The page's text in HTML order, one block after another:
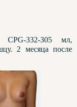
CPG-332-305 мл,
2 месяца после